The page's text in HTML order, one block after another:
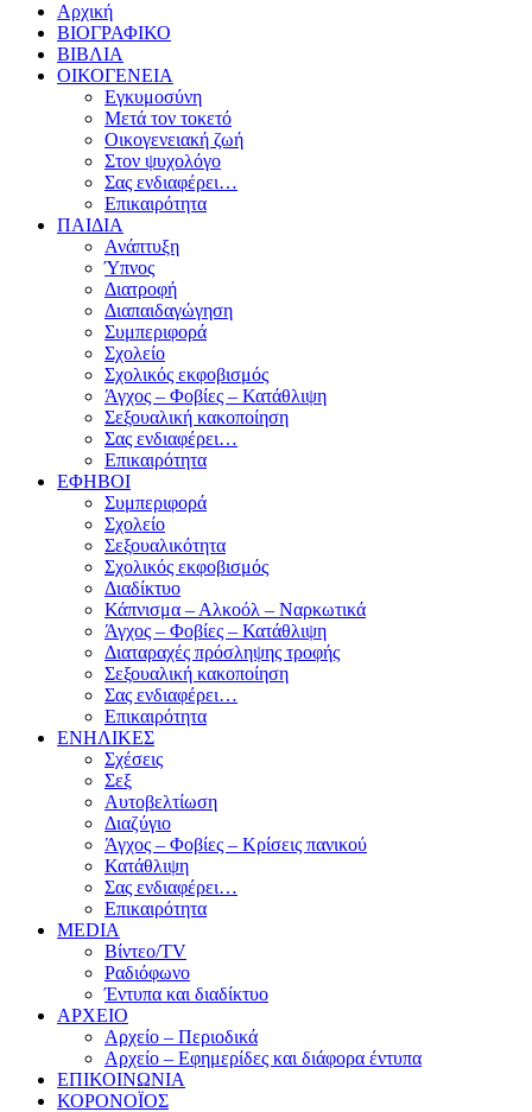
Αρχική
ΒΙΟΓΡΑΦΙΚΟ
ΒΙΒΛΙΑ
ΟΙΚΟΓΕΝΕΙΑ
Εγκυμοσύνη
Μετά τον τοκετό
Οικογενειακή ζωή
Στον ψυχολόγο
Σας ενδιαφέρει…
Επικαιρότητα
ΠΑΙΔΙΑ
Ανάπτυξη
Ύπνος
Διατροφή
Διαπαιδαγώγηση
Συμπεριφορά
Σχολείο
Σχολικός εκφοβισμός
Άγχος – Φοβίες – Κατάθλιψη
Σεξουαλική κακοποίηση
Σας ενδιαφέρει…
Επικαιρότητα
ΕΦΗΒΟΙ
Συμπεριφορά
Σχολείο
Σεξουαλικότητα
Σχολικός εκφοβισμός
Διαδίκτυο
Κάπνισμα – Αλκοόλ – Ναρκωτικά
Άγχος – Φοβίες – Κατάθλιψη
Διαταραχές πρόσληψης τροφής
Σεξουαλική κακοποίηση
Σας ενδιαφέρει…
Επικαιρότητα
ΕΝΗΛΙΚΕΣ
Σχέσεις
Σεξ
Αυτοβελτίωση
Διαζύγιο
Άγχος – Φοβίες – Κρίσεις πανικού
Κατάθλιψη
Σας ενδιαφέρει…
Επικαιρότητα
MEDIA
Βίντεο/TV
Ραδιόφωνο
Έντυπα και διαδίκτυο
ΑΡΧΕΙΟ
Αρχείο – Περιοδικά
Αρχείο – Εφημερίδες και διάφορα έντυπα
ΕΠΙΚΟΙΝΩΝΙΑ
ΚΟΡΟΝΟΪΟΣ